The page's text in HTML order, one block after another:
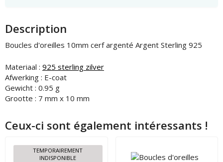
Description
Boucles d'oreilles 10mm cerf argenté Argent Sterling 925
Materiaal : 925 sterling zilver
Afwerking : E-coat
Gewicht : 0.95 g
Grootte : 7 mm x 10 mm
Ceux-ci sont également intéressants !
TEMPORAIREMENT
INDISPONIBLE